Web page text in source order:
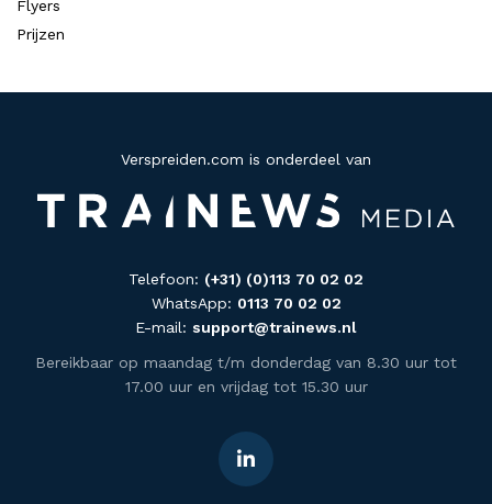
Flyers
Prijzen
Verspreiden.com is onderdeel van
Telefoon: (+31) (0)113 70 02 02
WhatsApp: 0113 70 02 02
E-mail: support@trainews.nl
Bereikbaar op maandag t/m donderdag van 8.30 uur tot
17.00 uur en vrijdag tot 15.30 uur